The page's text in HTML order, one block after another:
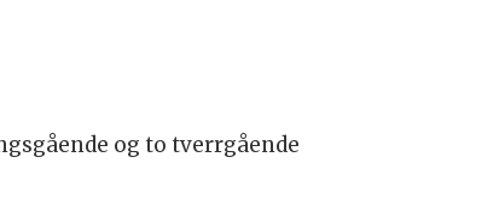
og to tverrgående